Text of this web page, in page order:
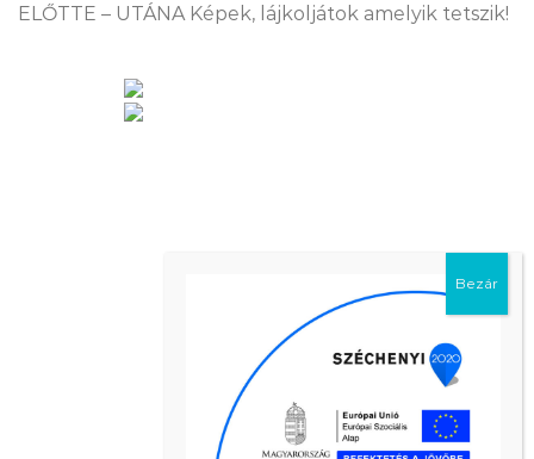
ELŐTTE – UTÁNA Képek, lájkoljátok amelyik tetszik!